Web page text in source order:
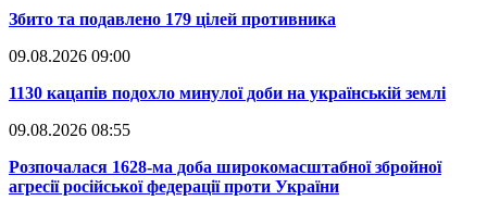
​Збито та подавлено 179 цілей противника
09.08.2026 09:00
​1130 кацапів подохло минулої доби на українській землі
09.08.2026 08:55
​Розпочалася 1628-ма доба широкомасштабної збройної
агресії російської федерації проти України